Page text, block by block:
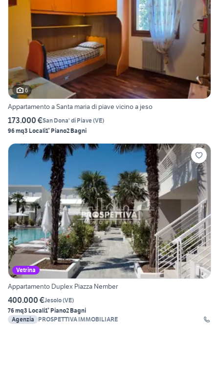
6
Appartamento a Santa maria di piave vicino a jeso
173.000 €San Dona' di Piave(VE)
96 mq3 Locali1° Piano2 Bagni
Vetrina
Appartamento Duplex Piazza Nember
400.000 €Jesolo(VE)
76 mq3 Locali1° Piano2 Bagni
Agenzia
PROSPETTIVA IMMOBILIARE